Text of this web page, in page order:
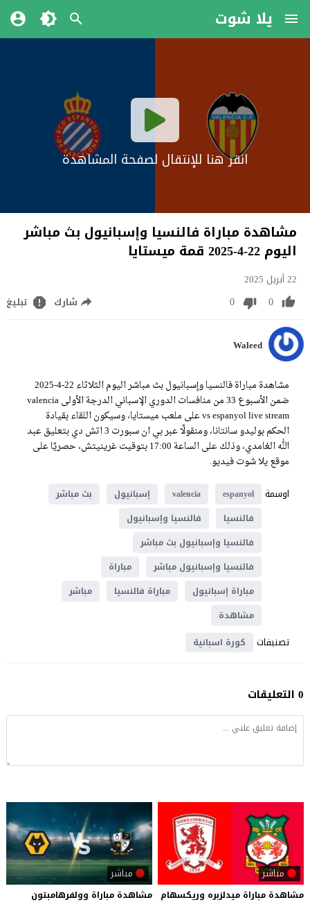
يلا شوت
انقر هنا للإنتقال لصفحة المشاهدة
مشاهدة مباراة فالنسيا وإسبانيول بث مباشر
اليوم 22-4-2025 قمة ميستايا
22 أبريل 2025
0
0 شارك تبليغ
Waleed
مشاهدة مباراة فالنسيا وإسبانيول بث مباشر اليوم الثلاثاء 22-4-2025
ضمن الأسبوع 33 من منافسات الدوري الإسباني الدرجة الأولى valencia
vs espanyol live stream على ملعب ميستايا، وسيكون اللقاء بقيادة
الحكم بوليدو سانتانا، ومنقولًا عبر بي ان سبورت 3 اتش دي بتعليق عبد
الله الغامدي، وذلك على الساعة 17:00 بتوقيت غرينيتش، حصريًا على
موقع يلا شوت فيديو.
اوسمة
espanyol
valencia إسبانيول
بث مباشر
فالنسيا
فالنسيا وإسبانيول
فالنسيا وإسبانيول بث مباشر
فالنسيا وإسبانيول مباشر
مباراة
مباراة إسبانيول
مباراة فالنسيا
مباشر
مشاهدة
تصنيفات كورة اسبانية
0 التعليقات
مباشر
مشاهدة مباراة ميدلزبره وريكسهام
مباشر
مشاهدة مباراة وولفرهامبتون